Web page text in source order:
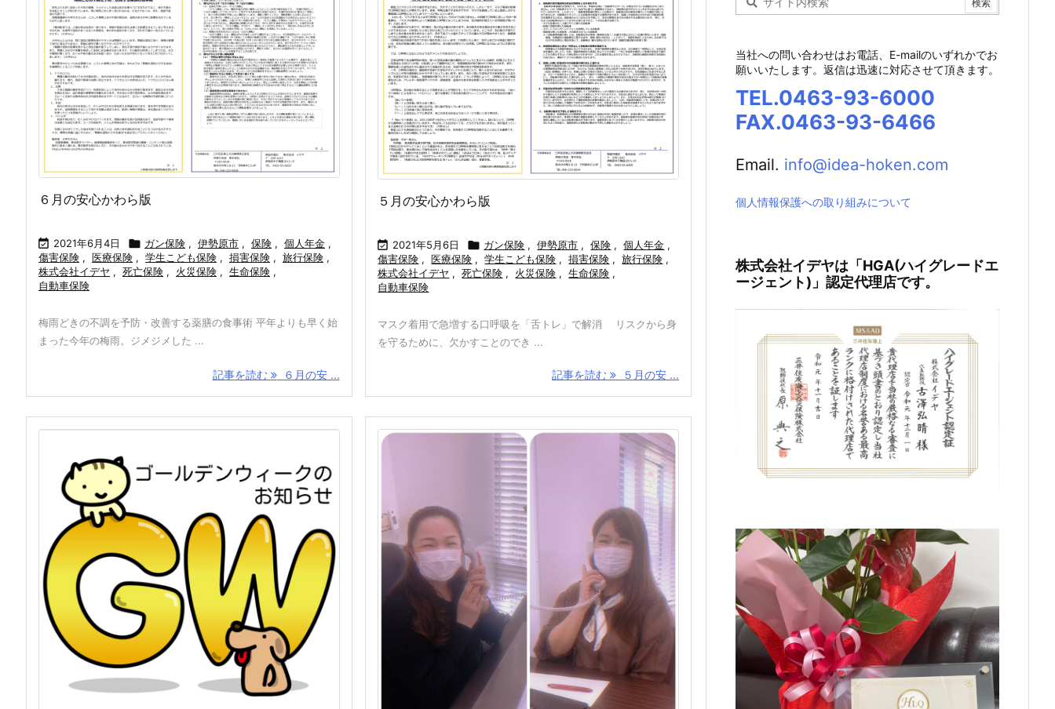
６月の安心かわら版
 2021年6月4日  ガン保険 , 伊勢原市 , 保険 , 個人年金 ,
傷害保険 , 医療保険 , 学生こども保険 , 損害保険 , 旅行保険 ,
株式会社イデヤ , 死亡保険 , 火災保険 , 生命保険 ,
自動車保険
梅雨どきの不調を予防・改善する薬膳の食事術 平年よりも早く始
まった今年の梅雨。ジメジメした ...
記事を読む ６月の安 ...
５月の安心かわら版
 2021年5月6日  ガン保険 , 伊勢原市 , 保険 , 個人年金 ,
傷害保険 , 医療保険 , 学生こども保険 , 損害保険 , 旅行保険 ,
株式会社イデヤ , 死亡保険 , 火災保険 , 生命保険 ,
自動車保険
マスク着用で急増する口呼吸を「舌トレ」で解消 リスクから身
を守るために、欠かすことのでき ...
記事を読む ５月の安 ...
当社への問い合わせはお電話、E-mailのいずれかでお
願いいたします。返信は迅速に対応させて頂きます。
TEL.0463-93-6000
FAX.0463-93-6466
Email. info@idea-hoken.com
個人情報保護への取り組みについて
株式会社イデヤは「HGA(ハイグレードエ
ージェント)」認定代理店です。